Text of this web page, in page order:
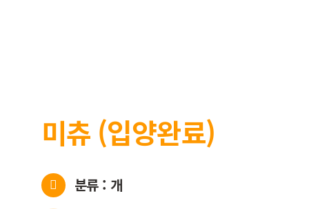
미츄 (입양완료)
분류 : 개